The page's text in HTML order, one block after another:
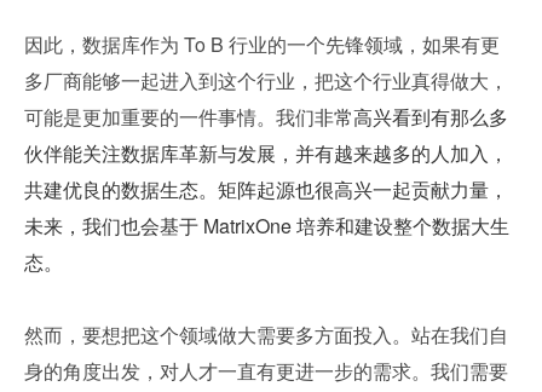
因此，数据库作为 To B 行业的一个先锋领域，如果有更
多厂商能够一起进入到这个行业，把这个行业真得做大，
可能是更加重要的一件事情。我们非常高兴看到有那么多
伙伴能关注数据库革新与发展，并有越来越多的人加入，
共建优良的数据生态。矩阵起源也很高兴一起贡献力量，
未来，我们也会基于 MatrixOne 培养和建设整个数据大生
态。
然而，要想把这个领域做大需要多方面投入。站在我们自
身的角度出发，对人才一直有更进一步的需求。我们需要